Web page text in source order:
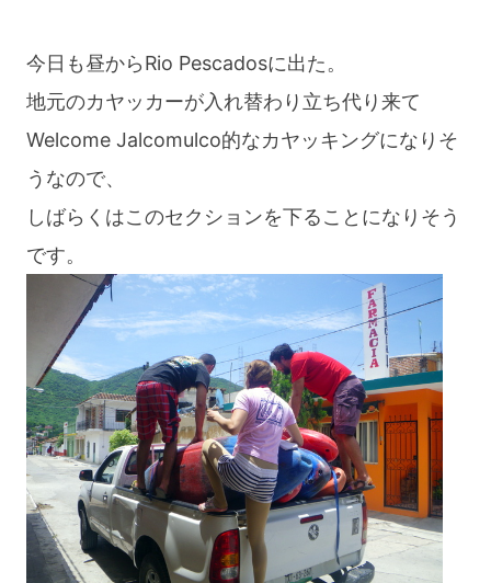
今日も昼からRio Pescadosに出た。
地元のカヤッカーが入れ替わり立ち代り来て
Welcome Jalcomulco的なカヤッキングになりそ
うなので、
しばらくはこのセクションを下ることになりそう
です。